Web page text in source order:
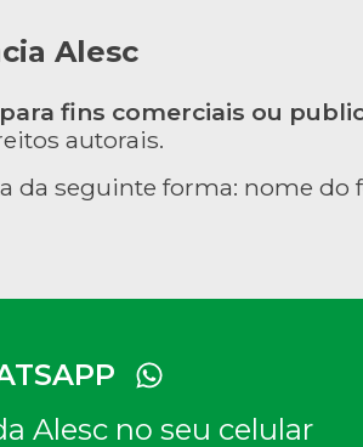
Alesc
fins comerciais ou
autorais.
da seguinte forma: nome do
Alesc no seu celular